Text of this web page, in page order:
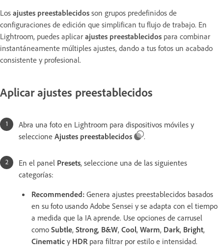
Los ajustes preestablecidos son grupos predefinidos de
configuraciones de edición que simplifican tu flujo de trabajo. En
Lightroom, puedes aplicar ajustes preestablecidos para combinar
instantáneamente múltiples ajustes, dando a tus fotos un acabado
consistente y profesional.
Aplicar ajustes preestablecidos
Abra una foto en Lightroom para dispositivos móviles y
seleccione Ajustes preestablecidos .
En el panel Presets, seleccione una de las siguientes
categorías:
Recommended: Genera ajustes preestablecidos basados
en su foto usando Adobe Sensei y se adapta con el tiempo
a medida que la IA aprende. Use opciones de carrusel
como Subtle, Strong, B&W, Cool, Warm, Dark, Bright,
Cinematic y HDR para filtrar por estilo e intensidad.